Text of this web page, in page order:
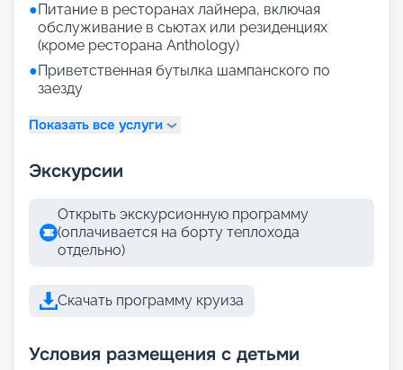
●Питание в ресторанах лайнера, включая
обслуживание в сьютах или резиденциях
(кроме ресторана Anthology)
●Приветственная бутылка шампанского по
заезду
Показать все услуги
Экскурсии
Открыть экскурсионную программу
(оплачивается на борту теплохода
отдельно)
Скачать программу круиза
Условия размещения с детьми